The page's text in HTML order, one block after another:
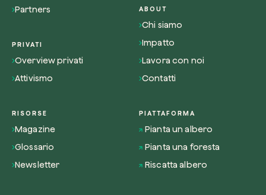
Partners
PRIVATI
Overview privati
Attivismo
ABOUT
Chi siamo
Impatto
Lavora con noi
Contatti
RISORSE
Magazine
Glossario
Newsletter
PIATTAFORMA
Pianta un albero
Pianta una foresta
Riscatta albero